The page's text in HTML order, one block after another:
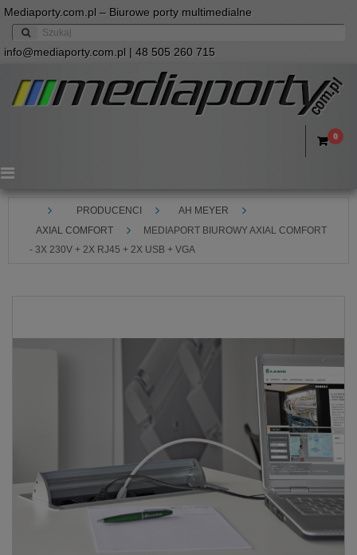
Mediaporty.com.pl – Biurowe porty multimedialne
info@mediaporty.com.pl | 48 505 260 715
0
Menu
PRODUCENCI
AH MEYER
AXIAL COMFORT
MEDIAPORT BIUROWY AXIAL COMFORT
- 3X 230V + 2X RJ45 + 2X USB + VGA